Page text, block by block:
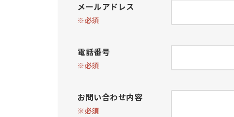
メールアドレス
※必須
電話番号
※必須
お問い合わせ内容
※必須